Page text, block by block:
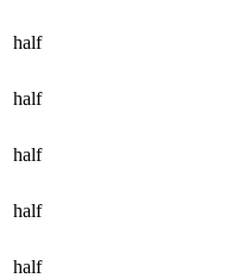
half
half
half
half
half